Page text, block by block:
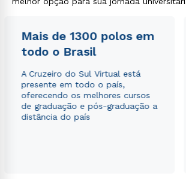
Mais de 1300 polos em
todo o Brasil
A Cruzeiro do Sul Virtual está
presente em todo o país,
oferecendo os melhores cursos
de graduação e pós-graduação a
distância do país